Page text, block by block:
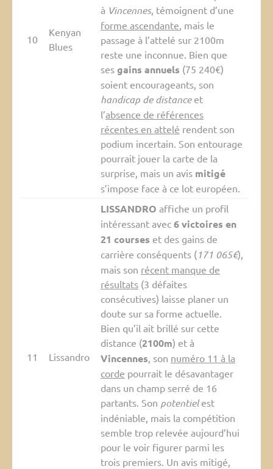
10
Kenyan
Blues
à Vincennes, témoignent d’une
forme ascendante, mais le
passage à l’attelé sur 2100m
reste une inconnue. Bien que
ses gains annuels (75 240€)
soient encourageants, son
handicap de distanceet
l’absence de références
récentes en attelé rendent son
podium incertain. Son entourage
pourrait jouer la carte de la
surprise, mais un avis mitigé
s’impose face à ce lot européen.
11 Lissandro
LISSANDRO affiche un profil
intéressant avec 6 victoires en
21 courses et des gains de
carrière conséquents (171 065€),
mais son récent manque de
résultats(3 défaites
consécutives) laisse planer un
doute sur sa forme actuelle.
Bien qu’il ait brillé sur cette
distance (2100m) et à
Vincennes, son numéro 11 à la
corde pourrait le désavantager
dans un champ serré de 16
partants. Son potentielest
indéniable, mais la compétition
semble trop relevée aujourd’hui
pour le voir figurer parmi les
trois premiers. Un avis mitigé,